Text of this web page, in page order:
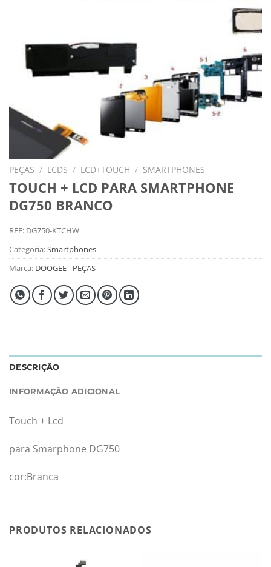
PEÇAS / LCDS / LCD+TOUCH / SMARTPHONES
TOUCH + LCD PARA SMARTPHONE
DG750 BRANCO
REF: DG750-KTCHW
Categoria:Smartphones
Marca: DOOGEE - PEÇAS
DESCRIÇÃO
INFORMAÇÃO ADICIONAL
Touch + Lcd
para Smarphone DG750
cor:Branca
PRODUTOS RELACIONADOS